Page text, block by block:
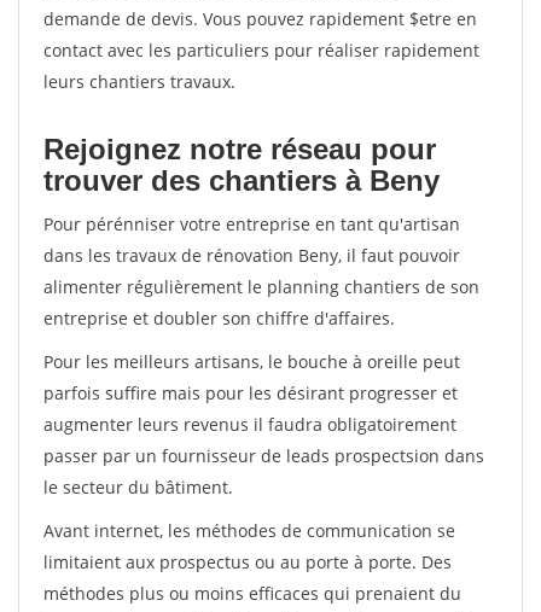
demande de devis. Vous pouvez rapidement $etre en
contact avec les particuliers pour réaliser rapidement
leurs chantiers travaux.
Rejoignez notre réseau pour
trouver des chantiers à Beny
Pour pérénniser votre entreprise en tant qu'artisan
dans les travaux de rénovation Beny, il faut pouvoir
alimenter régulièrement le planning chantiers de son
entreprise et doubler son chiffre d'affaires.
Pour les meilleurs artisans, le bouche à oreille peut
parfois suffire mais pour les désirant progresser et
augmenter leurs revenus il faudra obligatoirement
passer par un fournisseur de leads prospectsion dans
le secteur du bâtiment.
Avant internet, les méthodes de communication se
limitaient aux prospectus ou au porte à porte. Des
méthodes plus ou moins efficaces qui prenaient du